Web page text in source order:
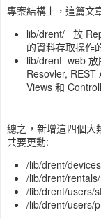
專案結構上，這篇文
lib/drent/ 放
的資料存取操作
lib/drent_web
Resovler, REST
Views 和
總之，新增這四個大
共要更動:
/lib/drent/
/lib/drent/
/lib/drent/users/
/lib/drent/users/